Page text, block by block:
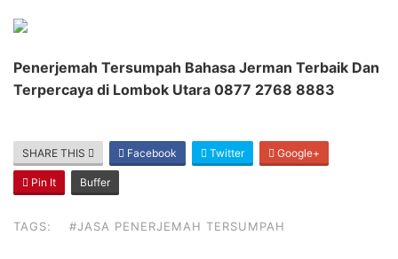
Penerjemah Tersumpah Bahasa Jerman Terbaik Dan
Terpercaya di Lombok Utara 0877 2768 8883
SHARE THIS Facebook Twitter Google+
Pin It Buffer
TAGS: #JASA PENERJEMAH TERSUMPAH